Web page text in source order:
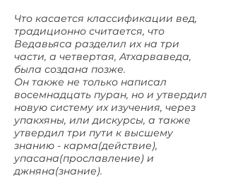
Что касается классификации вед,
традиционно считается, что
Ведавьяса разделил их на три
части, а четвертая, Атхарваведа,
была создана позже.
Он также не только написал
восемнадцать пуран, но и утвердил
новую систему их изучения, через
упакхяны, или дискурсы, а также
утвердил три пути к высшему
знанию - карма(действие),
упасана(прославление) и
джняна(знание).